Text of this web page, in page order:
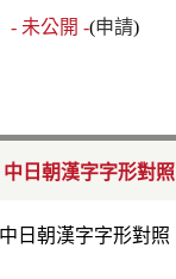
- 未公開 -(申請)
中日朝漢字字形對照